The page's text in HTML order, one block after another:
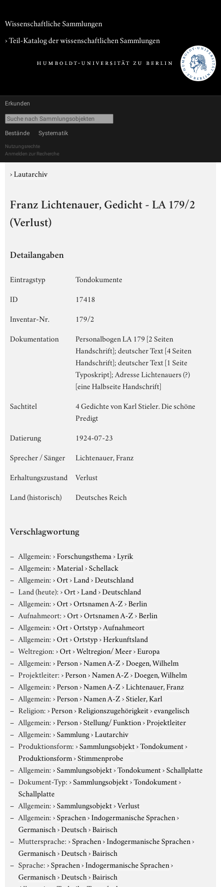
Wissenschaftliche Sammlungen
› Teil-Katalog der wissenschaftlichen Sammlungen
Erkunden
Bestände Systematik
Nutzungsrechte
Anmelden zur Recherche
›Lautarchiv
Franz Lichtenauer, Gedicht - LA 179/2
(Verlust)
Detailangaben
Eintragstyp
Tondokumente
ID
17418
Inventar-Nr.
179/2
Dokumentation
Personalbogen LA 179 [2 Seiten
Handschrift]; deutscher Text [4 Seiten
Handschrift]; deutscher Text [1 Seite
Typoskript]; Adresse Lichtenauers (?)
[eine Halbseite Handschrift]
Sachtitel
4 Gedichte von Karl Stieler. Die schöne
Predigt
Datierung
1924-07-23
Sprecher / Sänger
Lichtenauer, Franz
Erhaltungszustand
Verlust
Land (historisch)
Deutsches Reich
Verschlagwortung
Allgemein:›Forschungsthema›Lyrik
Allgemein:›Material›Schellack
Allgemein:›Ort›Land›Deutschland
Land (heute):›Ort›Land›Deutschland
Allgemein:›Ort›Ortsnamen A-Z›Berlin
Aufnahmeort:›Ort›Ortsnamen A-Z›Berlin
Allgemein:›Ort›Ortstyp›Aufnahmeort
Allgemein:›Ort›Ortstyp›Herkunftsland
Weltregion:›Ort›Weltregion/ Meer›Europa
Allgemein:›Person›Namen A-Z›Doegen, Wilhelm
Projektleiter:›Person›Namen A-Z›Doegen, Wilhelm
Allgemein:›Person›Namen A-Z›Lichtenauer, Franz
Allgemein:›Person›Namen A-Z›Stieler, Karl
Religion:›Person›Religionszugehörigkeit›evangelisch
Allgemein:›Person›Stellung/ Funktion›Projektleiter
Allgemein:›Sammlung›Lautarchiv
Produktionsform:›Sammlungsobjekt›Tondokument›
Produktionsform›Stimmenprobe
Allgemein:›Sammlungsobjekt›Tondokument›Schallplatte
Dokument-Typ:›Sammlungsobjekt›Tondokument›
Schallplatte
Allgemein:›Sammlungsobjekt›Verlust
Allgemein:›Sprachen›Indogermanische Sprachen›
Germanisch›Deutsch›Bairisch
Muttersprache:›Sprachen›Indogermanische Sprachen›
Germanisch›Deutsch›Bairisch
Sprache:›Sprachen›Indogermanische Sprachen›
Germanisch›Deutsch›Bairisch